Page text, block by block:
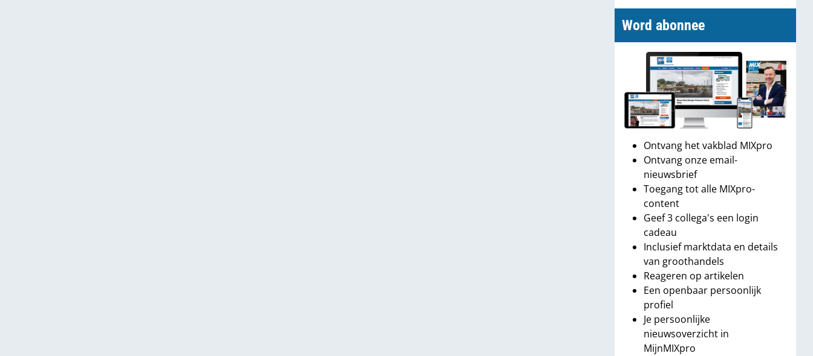
Word abonnee
Ontvang het vakblad MIXpro
Ontvang onze email-
nieuwsbrief
Toegang tot alle MIXpro-
content
Geef 3 collega's een login
cadeau
Inclusief marktdata en details
van groothandels
Reageren op artikelen
Een openbaar persoonlijk
profiel
Je persoonlijke
nieuwsoverzicht in
MijnMIXpro